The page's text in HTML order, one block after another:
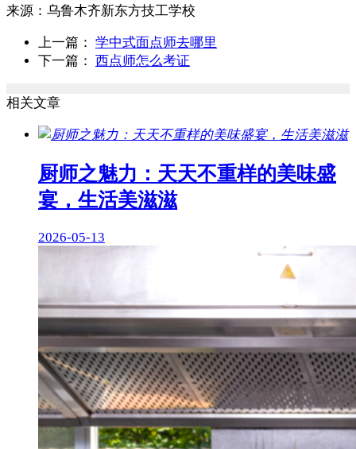
来源： 乌鲁木齐新东方技工学校
上一篇： 学中式面点师去哪里
下一篇： 西点师怎么考证
相关文章
厨师之魅力：天天不重样的美味盛
宴，生活美滋滋
2026-05-13